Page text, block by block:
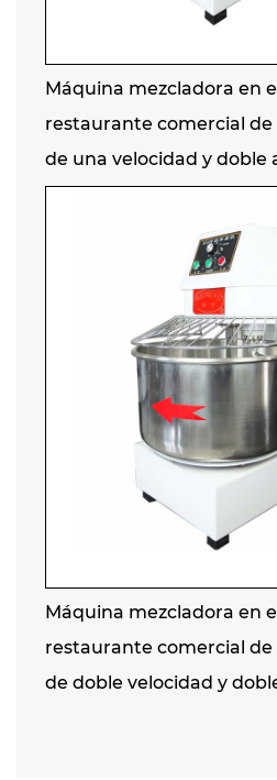
Máquina mezcladora en
restaurante comercial de
de una velocidad y doble
Máquina mezcladora en
restaurante comercial de
de doble velocidad y